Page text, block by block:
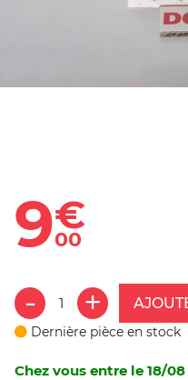
9€
00
Dernière pièce en stock
Chez vous entre le 18/